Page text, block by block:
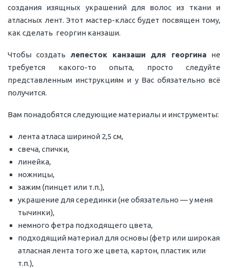
создания изящных украшений для волос из ткани и
атласных лент. Этот мастер-класс будет посвящен тому,
как сделать георгин канзаши.
Чтобы создатьлепесток канзаши для георгина не
требуется какого-то опыта, просто следуйте
представленным инструкциям и у Вас обязательно всё
получится.
Вам понадобятся следующие материалы и инструменты:
лента атласа шириной 2,5 см,
свеча, спички,
линейка,
ножницы,
зажим (пинцет или т.п.),
украшение для серединки (не обязательно — у меня
тычинки),
немного фетра подходящего цвета,
подходящий материал для основы (фетр или широкая
атласная лента того же цвета, картон, пластик или
т.п.),